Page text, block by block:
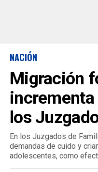
NACIÓN
Migración
incrementa
los
En los Juzgados de
demandas de cuido y
adolescentes, como